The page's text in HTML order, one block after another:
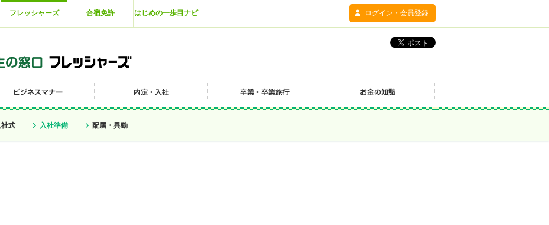
フレッシャーズ 合宿免許 はじめの一歩目ナビ ログイン・会員登録
社式 入社準備 配属・異動